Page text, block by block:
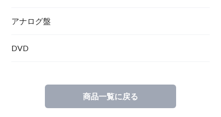
Tシャツ
アナログ盤
DVD
商品一覧に戻る